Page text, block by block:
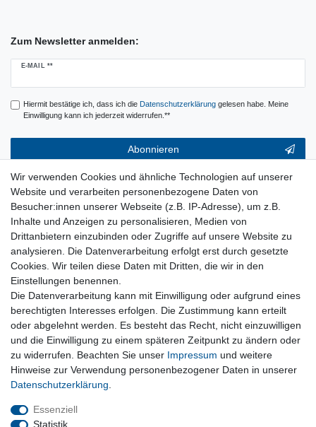
Zum Newsletter anmelden:
E-MAIL **
Newsletter
Hiermit bestätige ich, dass ich die Daten­schutz­erklärunggelesen habe. Meine
Einwilligung kann ich jederzeit widerrufen.**
Abonnieren
** Hierbei handelt es sich um ein Pflichtfeld.
Service & Hilfe
Kontakt
Warenkorb
Zur Kasse
Nützliches
Newsletter abmelden
Widerrufsformular
Vertrag Widerrufen
Rechtliches
Impressum
Wiederrufsrecht
AGB
Wir verwenden Cookies und ähnliche Technologien auf unserer
Website und verarbeiten personenbezogene Daten von
Besucher:innen unserer Webseite (z.B. IP-Adresse), um z.B.
Inhalte und Anzeigen zu personalisieren, Medien von
Drittanbietern einzubinden oder Zugriffe auf unsere Website zu
analysieren. Die Datenverarbeitung erfolgt erst durch gesetzte
Cookies. Wir teilen diese Daten mit Dritten, die wir in den
Einstellungen benennen.
Die Datenverarbeitung kann mit Einwilligung oder aufgrund eines
berechtigten Interesses erfolgen. Die Zustimmung kann erteilt
oder abgelehnt werden. Es besteht das Recht, nicht einzuwilligen
und die Einwilligung zu einem späteren Zeitpunkt zu ändern oder
zu widerrufen. Beachten Sie unser Impressum und weitere
Hinweise zur Verwendung personenbezogener Daten in unserer
Daten­schutz­erklärung
Essenziell
Statistik